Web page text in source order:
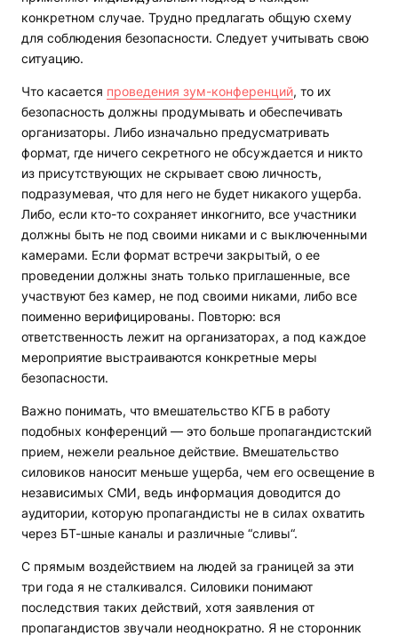
конкретном случае. Трудно предлагать общую схему
для соблюдения безопасности. Следует учитывать свою
ситуацию.
Что касается проведения зум-конференций, то их
безопасность должны продумывать и обеспечивать
организаторы. Либо изначально предусматривать
формат, где ничего секретного не обсуждается и никто
из присутствующих не скрывает свою личность,
подразумевая, что для него не будет никакого ущерба.
Либо, если кто-то сохраняет инкогнито, все участники
должны быть не под своими никами и с выключенными
камерами. Если формат встречи закрытый, о ее
проведении должны знать только приглашенные, все
участвуют без камер, не под своими никами, либо все
поименно верифицированы. Повторю: вся
ответственность лежит на организаторах, а под каждое
мероприятие выстраиваются конкретные меры
безопасности.
Важно понимать, что вмешательство КГБ в работу
подобных конференций — это больше пропагандистский
прием, нежели реальное действие. Вмешательство
силовиков наносит меньше ущерба, чем его освещение в
независимых СМИ, ведь информация доводится до
аудитории, которую пропагандисты не в силах охватить
через БТ-шные каналы и различные “сливы“.
С прямым воздействием на людей за границей за эти
три года я не сталкивался. Силовики понимают
последствия таких действий, хотя заявления от
пропагандистов звучали неоднократно. Я не сторонник